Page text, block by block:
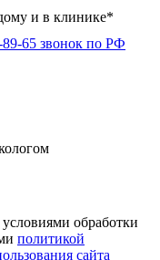
и в клинике*
65 звонок по РФ
условиями обработки
политикой
сайта